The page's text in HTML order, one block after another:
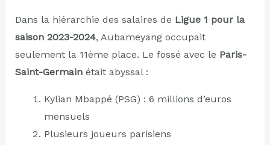
Dans la hiérarchie des salaires de Ligue 1 pour la
saison 2023-2024, Aubameyang occupait
seulement la 11ème place. Le fossé avec le Paris-
Saint-Germainétait abyssal :
Kylian Mbappé (PSG) : 6 millions d’euros
mensuels
Plusieurs joueurs parisiens